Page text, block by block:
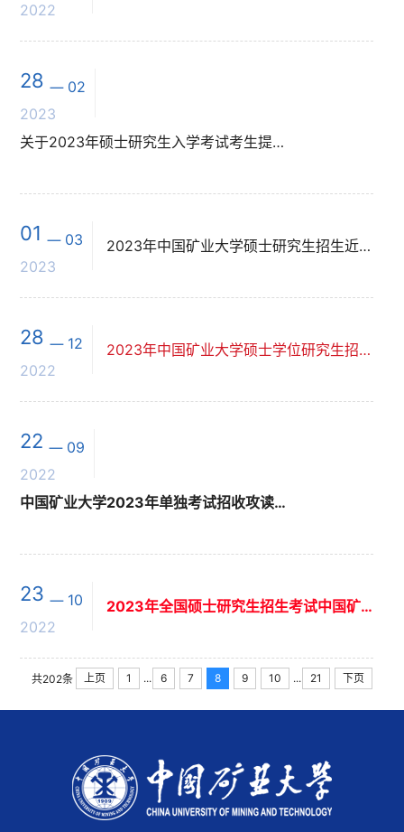
2022
28
02
2023
关于2023年硕士研究生入学考试考生提供申请加分证明材料的通知
01
03
2023
2023年中国矿业大学硕士研究生招生近期热点问题集中答复
28
12
2022
2023年中国矿业大学硕士学位研究生招生复试科目参考书（点击学院查看、持续更新...
22
09
2022
中国矿业大学2023年单独考试招收攻读硕士学位研究生招生简章
23
10
2022
2023年全国硕士研究生招生考试中国矿业大学考点（3217）网上确认流程公告
共202条 上页 1 ... 6 7 8 9 10 ... 21 下页